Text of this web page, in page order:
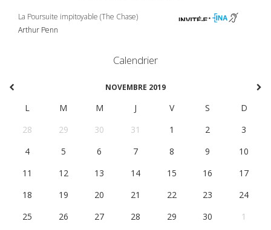
La Poursuite impitoyable (The Chase)
Arthur Penn
Calendrier
NOVEMBRE 2019
L M M J V S
D
28
29 30 31 1 2
3
4
5 6 7 8 9
10
11
12 13 14 15 16
17
18
19 20 21 22 23
24
25
26 27 28 29 30 1